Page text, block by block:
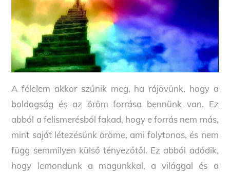
A félelem akkor szűnik meg, ha rájövünk, hogy a
boldogság és az öröm forrása bennünk van. Ez
abból a felismerésből fakad, hogy e forrás nem más,
mint saját létezésünk öröme, ami folytonos, és nem
függ semmilyen külső tényezőtől. Ez abból adódik,
hogy lemondunk a magunkkal, a világgal és a